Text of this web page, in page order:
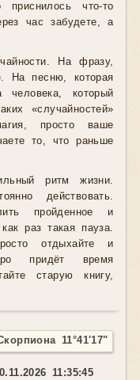
что-то
час забудете, а
На фразу,
На песню, которая
который
«случайностей»
просто ваше
то, что раньше
ритм жизни.
действовать.
пройденное и
раз такая пауза.
отдыхайте и
придёт время
старую книгу,
11°41'17"
11:35:45